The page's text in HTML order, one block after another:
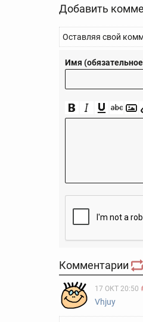
Добавить
Оставляя свой
Имя
Комментарии
17 ОКТ 20:50
Vhjuy